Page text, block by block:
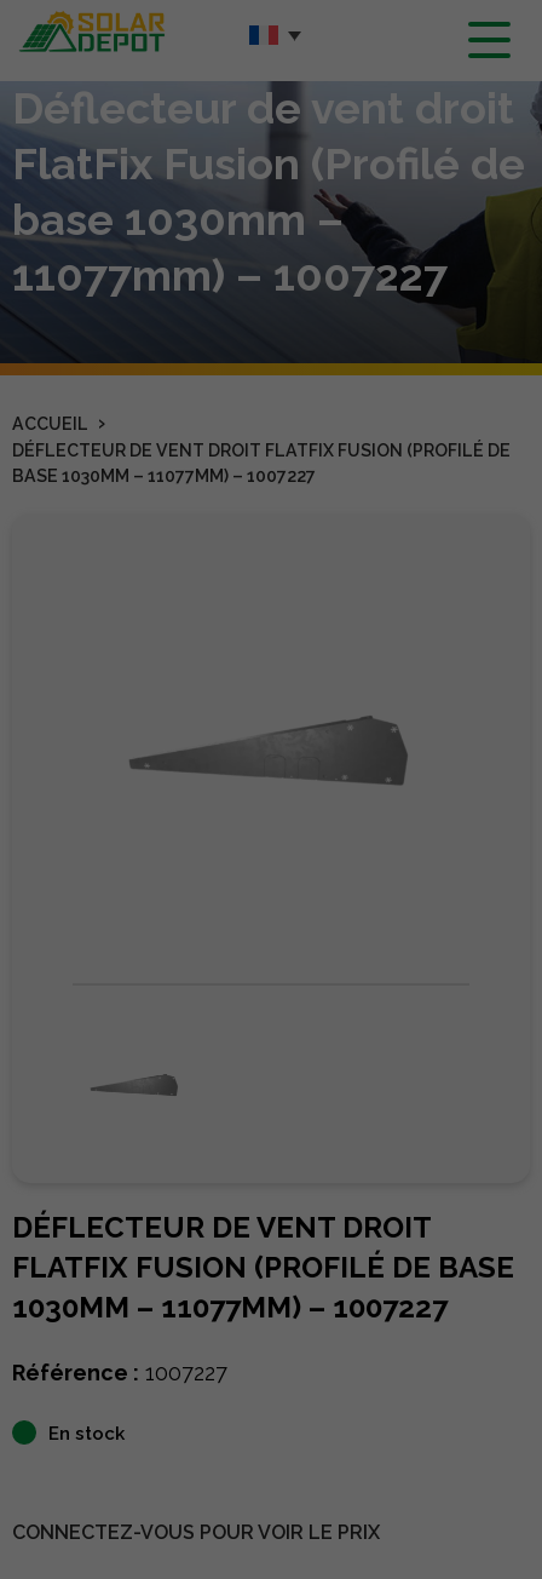
Contenu
principal
Déflecteur de vent droit
FlatFix Fusion (Profilé de
base 1030mm –
11077mm) – 1007227
ACCUEIL ›
DÉFLECTEUR DE VENT DROIT FLATFIX FUSION (PROFILÉ DE
BASE 1030MM – 11077MM) – 1007227
DÉFLECTEUR DE VENT DROIT
FLATFIX FUSION (PROFILÉ DE BASE
1030MM – 11077MM) – 1007227
Référence : 1007227
En stock
CONNECTEZ-VOUS POUR VOIR LE PRIX